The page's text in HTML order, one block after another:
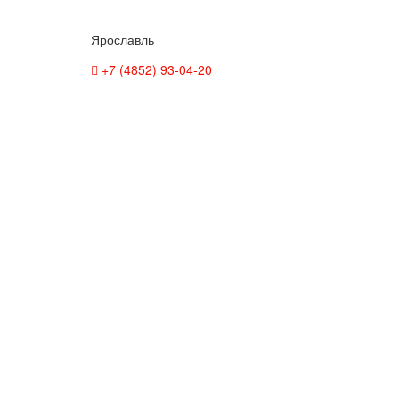
Ярославль
+7 (4852) 93-04-20